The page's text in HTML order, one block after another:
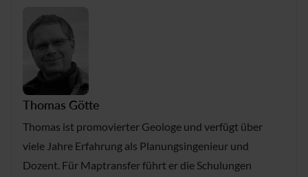
Thomas Götte
Thomas ist promovierter Geologe und verfügt über
viele Jahre Erfahrung als Planungsingenieur und
Dozent. Für Maptransfer führt er die Schulungen